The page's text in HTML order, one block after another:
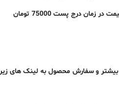
در زمان درج پست 75000 تومان
و سفارش محصول به لینک های زیر